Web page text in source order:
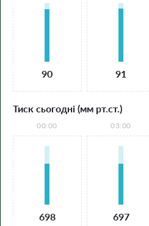
90 91
Тиск сьогодні (мм рт.ст.)
00:00
698
03:00
697